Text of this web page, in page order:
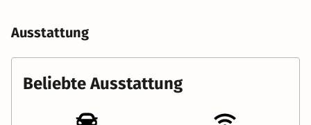
Ausstattung
Beliebte Ausstattung